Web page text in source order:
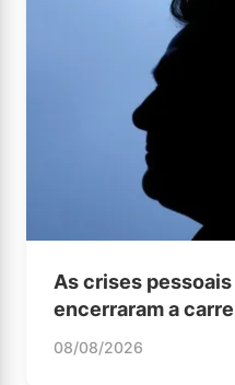
As crises
encerraram a
08/08/2026